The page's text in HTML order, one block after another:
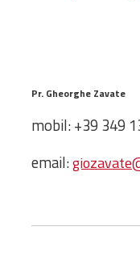
Pr. Gheorghe Zavate
mobil: +39 349
email: